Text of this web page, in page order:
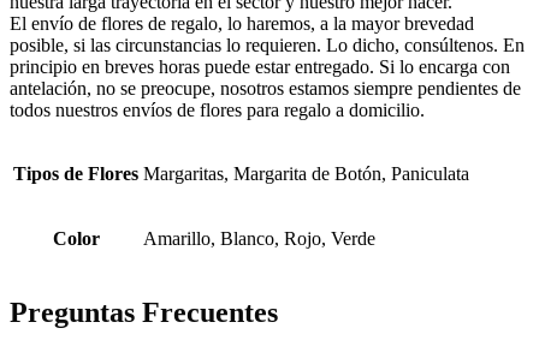
El envío de flores de regalo, lo haremos, a la mayor brevedad
posible, si las circunstancias lo requieren. Lo dicho, consúltenos. En
principio en breves horas puede estar entregado. Si lo encarga con
antelación, no se preocupe, nosotros estamos siempre pendientes de
todos nuestros envíos de flores para regalo a domicilio.
Tipos de Flores Margaritas, Margarita de Botón, Paniculata
Color Amarillo, Blanco, Rojo, Verde
Preguntas Frecuentes